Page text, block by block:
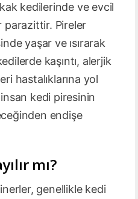
kedilerinde ve evcil
parazittir. Pireler
yaşar ve ısırarak
kaşıntı, alerjik
hastalıklarına yol
kedi piresinin
endişe
mı?
genellikle kedi